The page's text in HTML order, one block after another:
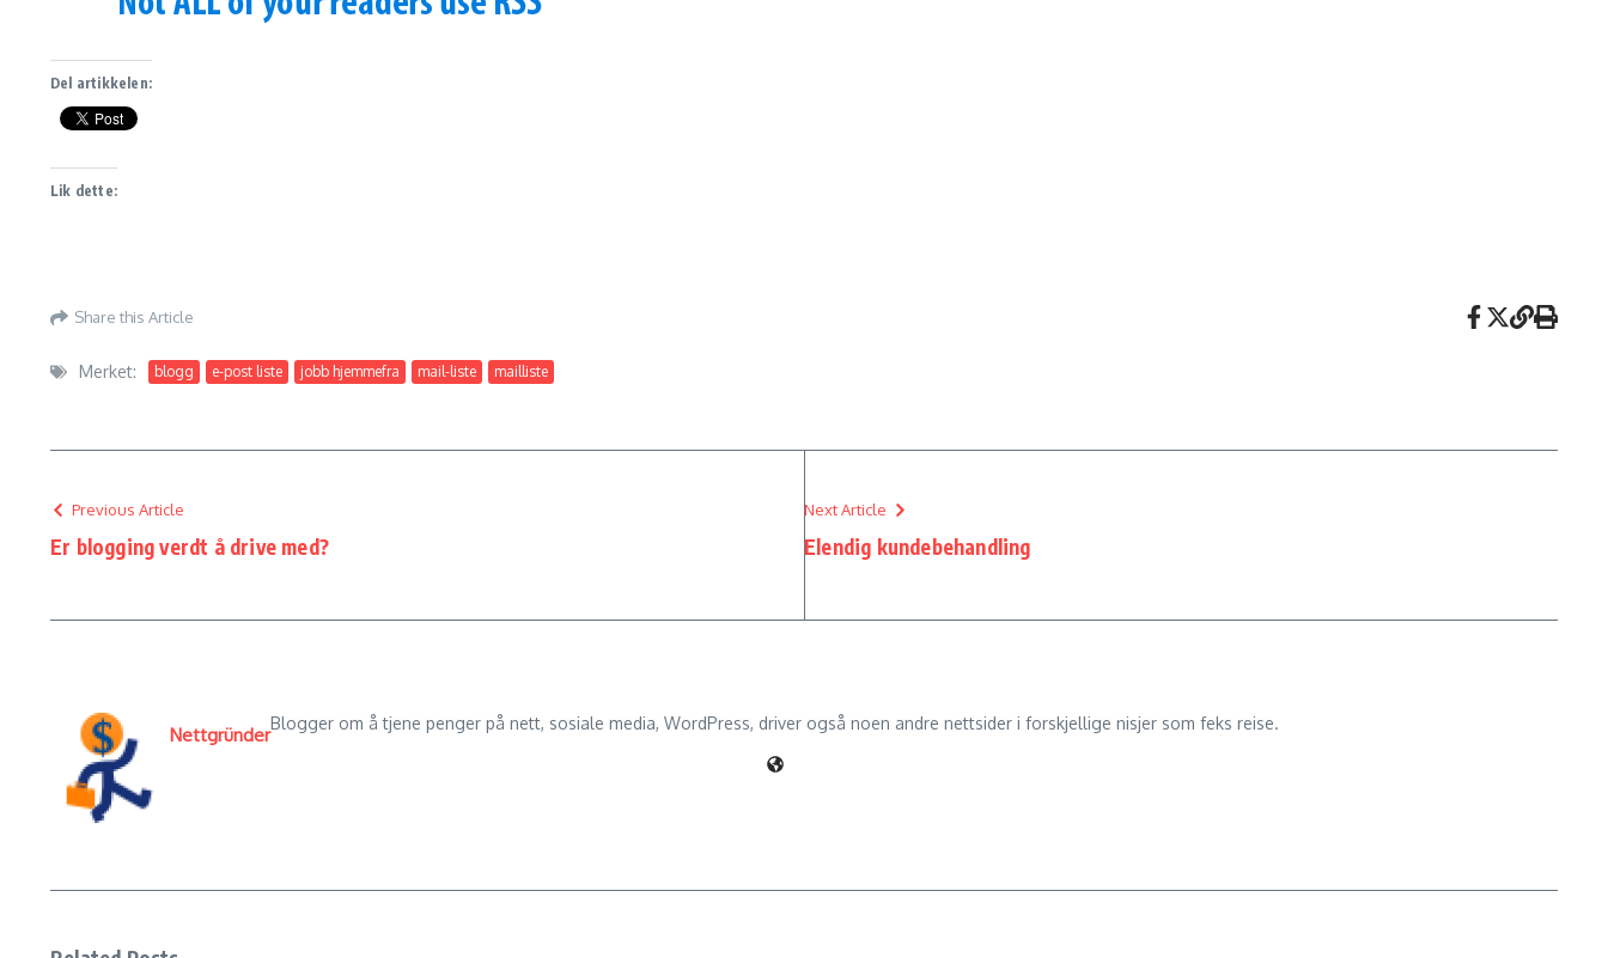
Del artikkelen:
Lik dette:
Share this Article
Merket: blogg e-post liste jobb hjemmefra mail-liste mailliste
Previous Article
Er blogging verdt å drive med?
Next Article
Elendig kundebehandling
Nettgründer
Blogger om å tjene penger på nett, sosiale media, WordPress, driver også noen andre nettsider i forskjellige nisjer som feks reise.